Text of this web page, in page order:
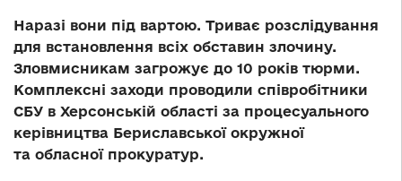
Наразі вони під вартою. Триває розслідування
для встановлення всіх обставин злочину.
Зловмисникам загрожує до 10 років тюрми.
Комплексні заходи проводили співробітники
СБУ в Херсонській області за процесуального
керівництва Бериславської окружної
та обласної прокуратур.